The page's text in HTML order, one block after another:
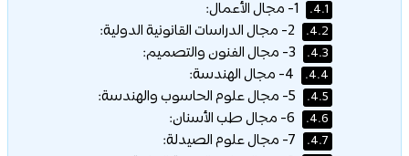
4.1.
4.2.
4.3.
4.4.
4.5.
4.6.
4.7.